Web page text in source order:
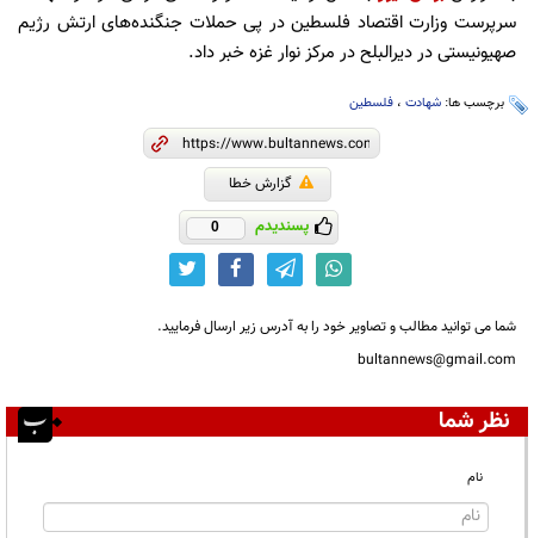
سرپرست وزارت اقتصاد فلسطین در پی حملات جنگنده‌های ارتش رژیم
صهیونیستی در دیرالبلح در مرکز نوار غزه خبر داد.
برچسب ها: شهادت ، فلسطین
گزارش خطا
پسندیدم 0
شما می توانید مطالب و تصاویر خود را به آدرس زیر ارسال فرمایید.
bultannews@gmail.com
نظر شما
نام